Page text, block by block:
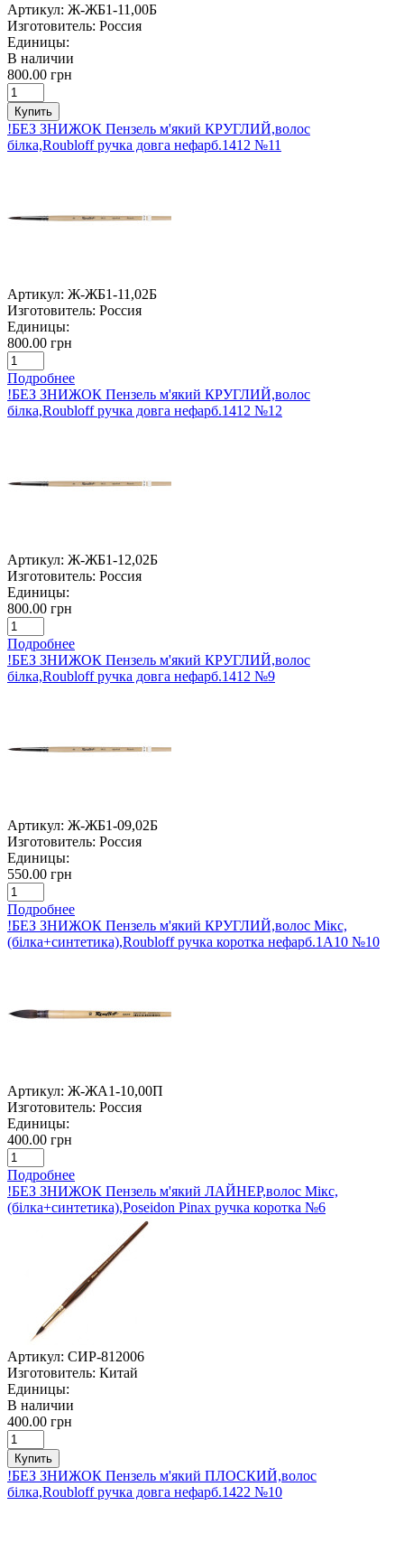
Артикул: Ж-ЖБ1-11,00Б
Изготовитель: Россия
Единицы:
В наличии
800.00 грн
Купить
!БЕЗ ЗНИЖОК Пензель м'який КРУГЛИЙ,волос
білка,Roubloff ручка довга нефарб.1412 №11
Артикул: Ж-ЖБ1-11,02Б
Изготовитель: Россия
Единицы:
800.00 грн
Подробнее
!БЕЗ ЗНИЖОК Пензель м'який КРУГЛИЙ,волос
білка,Roubloff ручка довга нефарб.1412 №12
Артикул: Ж-ЖБ1-12,02Б
Изготовитель: Россия
Единицы:
800.00 грн
Подробнее
!БЕЗ ЗНИЖОК Пензель м'який КРУГЛИЙ,волос
білка,Roubloff ручка довга нефарб.1412 №9
Артикул: Ж-ЖБ1-09,02Б
Изготовитель: Россия
Единицы:
550.00 грн
Подробнее
!БЕЗ ЗНИЖОК Пензель м'який КРУГЛИЙ,волос Мікс,
(білка+синтетика),Roubloff ручка коротка нефарб.1A10 №10
Артикул: Ж-ЖA1-10,00П
Изготовитель: Россия
Единицы:
400.00 грн
Подробнее
!БЕЗ ЗНИЖОК Пензель м'який ЛАЙНЕР,волос Мікс,
(білка+синтетика),Poseidon Pinax ручка коротка №6
Артикул: СИР-812006
Изготовитель: Китай
Единицы:
В наличии
400.00 грн
Купить
!БЕЗ ЗНИЖОК Пензель м'який ПЛОСКИЙ,волос
білка,Roubloff ручка довга нефарб.1422 №10